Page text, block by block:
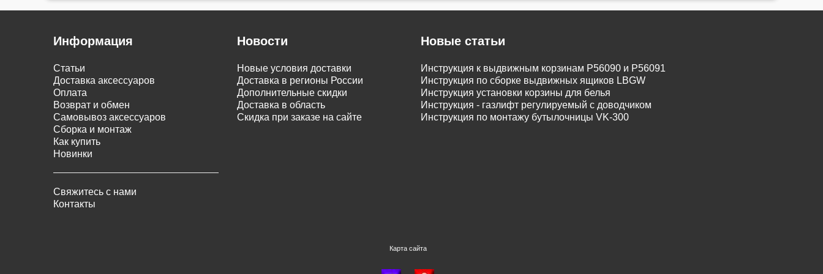
Информация
Статьи
Доставка аксессуаров
Оплата
Возврат и обмен
Самовывоз аксессуаров
Сборка и монтаж
Как купить
Новинки
Свяжитесь с нами
Контакты
Новости
Новые условия доставки
Доставка в регионы России
Дополнительные скидки
Доставка в область
Скидка при заказе на сайте
Новые статьи
Инструкция к выдвижным корзинам P56090 и P56091
Инструкция по сборке выдвижных ящиков LBGW
Инструкция установки корзины для белья
Инструкция - газлифт регулируемый с доводчиком
Инструкция по монтажу бутылочницы VK-300
Карта сайта